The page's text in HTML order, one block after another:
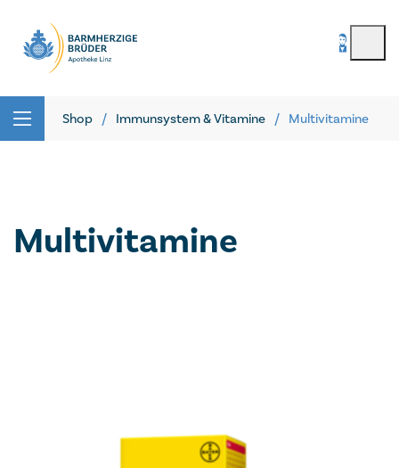
Passwort*
Shop Immunsystem & Vitamine Multivitamine
Multivitamine